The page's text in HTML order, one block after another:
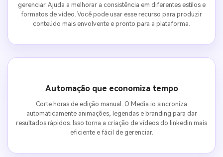
gerenciar. Ajuda a melhorar a consistência em diferentes estilos e
formatos de vídeo. Você pode usar esse recurso para produzir
conteúdo mais envolvente e pronto para a plataforma.
Automação que economiza tempo
Corte horas de edição manual. O Media.io sincroniza
automaticamente animações, legendas e branding para dar
resultados rápidos. Isso torna a criação de vídeos do linkedin mais
eficiente e fácil de gerenciar.